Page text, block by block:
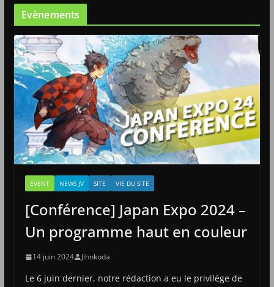
Evènements
EVENT NEWS JV SITE VIE DU SITE
[Conférence] Japan Expo 2024 –
Un programme haut en couleur
14 juin 2024 Jihnkoda
Le 6 juin dernier, notre rédaction a eu le privilège de